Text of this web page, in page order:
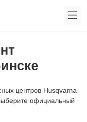
центров Husqvarna
официальный